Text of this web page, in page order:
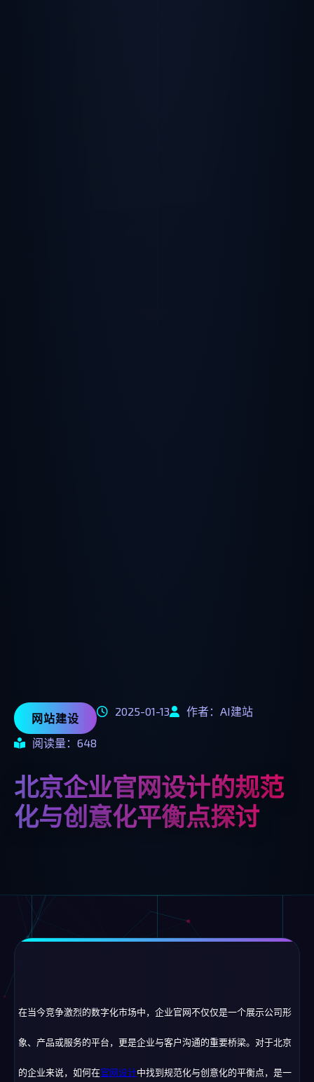
网站建设
2025-01-13 作者：AI建站
阅读量：648
北京企业官网设计的规范
化与创意化平衡点探讨
在当今竞争激烈的数字化市场中，企业官网不仅仅是一个展示公司形
象、产品或服务的平台，更是企业与客户沟通的重要桥梁。对于北京
的企业来说，如何在官网设计中找到规范化与创意化的平衡点，是一